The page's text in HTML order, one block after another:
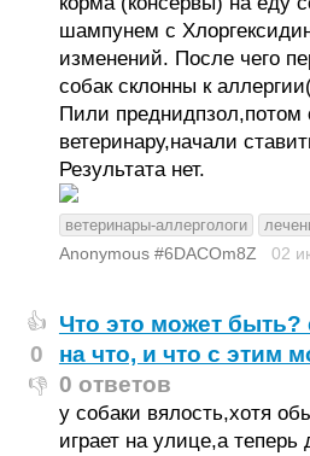
шампунем с
изменений. После чего
собак склонны к
Пили преднидпзол,потом
ветеринару,начали
Результата нет.
ветеринары-аллергологи
Anonymous #6DACOm8Z 02
👍
0
👎
Что это может быть?
на что, и что с этим
0 ответов
у собаки вялость,хотя
играет на улице,а